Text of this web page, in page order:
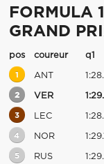
FORMULA
GRAND
pos coureur q1
1 ANT
2 VER
3 LEC
4 NOR
5 RUS